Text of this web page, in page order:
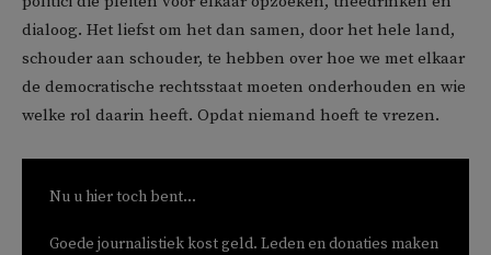
dialoog. Het liefst om het dan samen, door het hele land,
schouder aan schouder, te hebben over hoe we met elkaar
de democratische rechtsstaat moeten onderhouden en wie
welke rol daarin heeft. Opdat niemand hoeft te vrezen.
Nu u hier toch bent...
Goede journalistiek kost geld. Leden en donaties maken